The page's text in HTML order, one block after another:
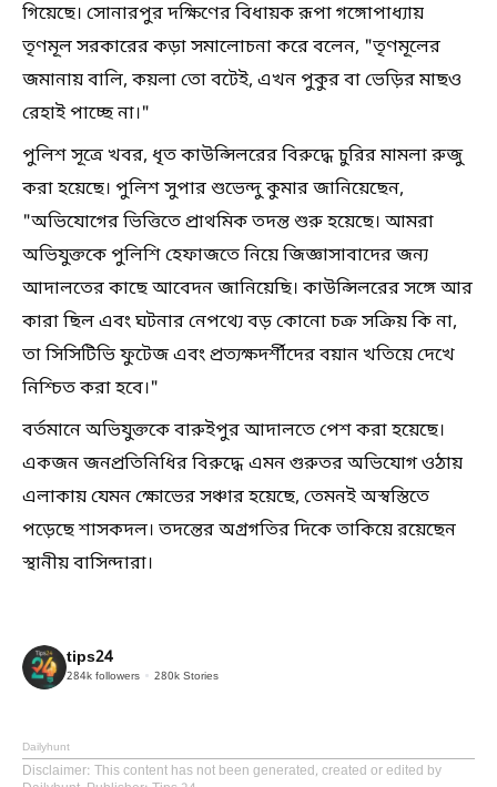
গিয়েছে। সোনারপুর দক্ষিণের বিধায়ক রূপা গঙ্গোপাধ্যায়
তৃণমূল সরকারের কড়া সমালোচনা করে বলেন, "তৃণমূলের
জমানায় বালি, কয়লা তো বটেই, এখন পুকুর বা ভেড়ির মাছও
রেহাই পাচ্ছে না।"
পুলিশ সূত্রে খবর, ধৃত কাউন্সিলরের বিরুদ্ধে চুরির মামলা রুজু
করা হয়েছে। পুলিশ সুপার শুভেন্দু কুমার জানিয়েছেন,
"অভিযোগের ভিত্তিতে প্রাথমিক তদন্ত শুরু হয়েছে। আমরা
অভিযুক্তকে পুলিশি হেফাজতে নিয়ে জিজ্ঞাসাবাদের জন্য
আদালতের কাছে আবেদন জানিয়েছি। কাউন্সিলরের সঙ্গে আর
কারা ছিল এবং ঘটনার নেপথ্যে বড় কোনো চক্র সক্রিয় কি না,
তা সিসিটিভি ফুটেজ এবং প্রত্যক্ষদর্শীদের বয়ান খতিয়ে দেখে
নিশ্চিত করা হবে।"
বর্তমানে অভিযুক্তকে বারুইপুর আদালতে পেশ করা হয়েছে।
একজন জনপ্রতিনিধির বিরুদ্ধে এমন গুরুতর অভিযোগ ওঠায়
এলাকায় যেমন ক্ষোভের সঞ্চার হয়েছে, তেমনই অস্বস্তিতে
পড়েছে শাসকদল। তদন্তের অগ্রগতির দিকে তাকিয়ে রয়েছেন
স্থানীয় বাসিন্দারা।
tips24
284k followers 280k Stories
Dailyhunt
Disclaimer: This content has not been generated, created or edited by